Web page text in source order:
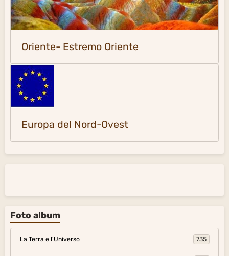
Oriente- Estremo Oriente
Europa del Nord-Ovest
Foto album
La Terra e l'Universo 735